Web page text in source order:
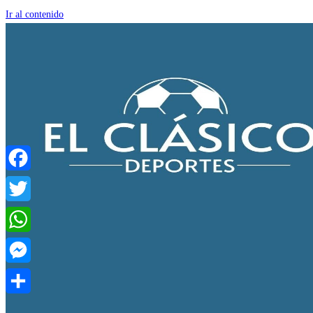
Ir al contenido
Facebook
Twitter
WhatsApp
Messenger